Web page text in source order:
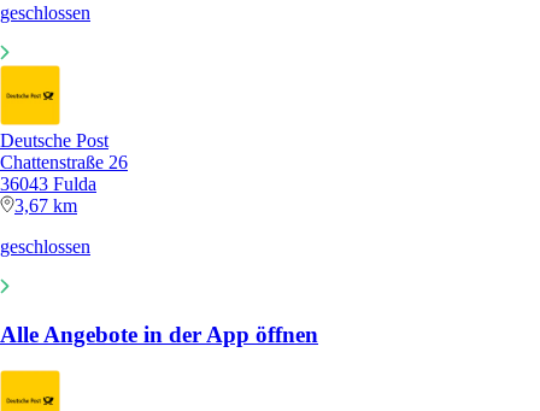
geschlossen
Deutsche Post
Chattenstraße 26
36043 Fulda
3,67 km
geschlossen
Alle Angebote in der App öffnen